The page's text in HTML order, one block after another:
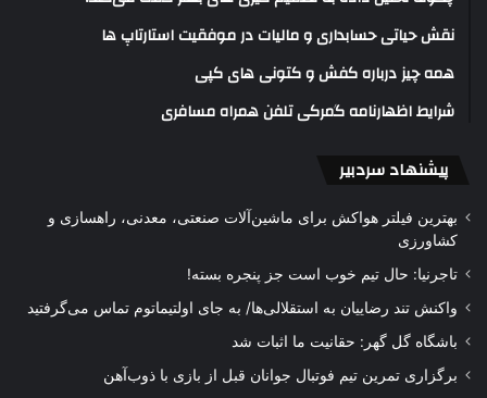
نقش حیاتی حسابداری و مالیات در موفقیت استارتاپ ها
همه چیز درباره کفش و کتونی های کپی
شرایط اظهارنامه گمرکی تلفن همراه مسافری
پیشنهاد سردبیر
بهترین فیلتر هواکش برای ماشین‌آلات صنعتی، معدنی، راهسازی و
کشاورزی
تاجرنیا: حال تیم خوب است جز پنجره بسته!
واکنش تند رضاییان به استقلالی‌ها/ به جای اولتیماتوم تماس می‌گرفتید
باشگاه گل گهر: حقانیت ما اثبات شد
برگزاری تمرین تیم فوتبال جوانان قبل از بازی با ذوب‌آهن